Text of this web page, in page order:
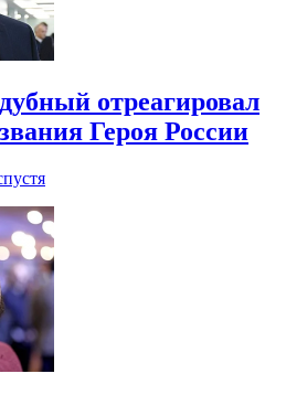
отреагировал
Героя России